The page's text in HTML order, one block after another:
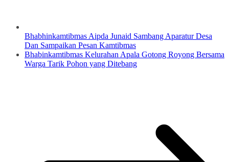
Bhabhinkamtibmas Aipda Junaid Sambang Aparatur Desa
Dan Sampaikan Pesan Kamtibmas
Bhabinkamtibmas Kelurahan Apala Gotong Royong Bersama
Warga Tarik Pohon yang Ditebang